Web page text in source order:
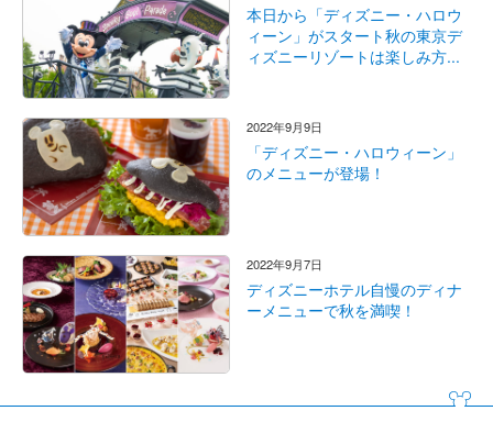
本日から「ディズニー・ハロウ
ィーン」がスタート秋の東京デ
ィズニーリゾートは楽しみ方...
2022年9月9日
「ディズニー・ハロウィーン」
のメニューが登場！
2022年9月7日
ディズニーホテル自慢のディナ
ーメニューで秋を満喫！